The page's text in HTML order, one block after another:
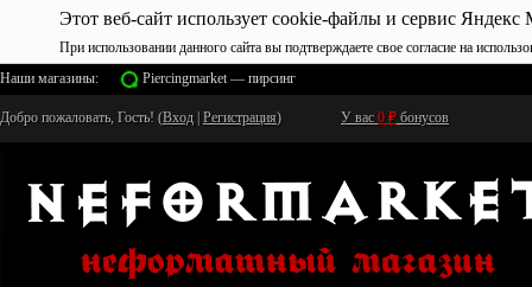
Этот веб-сайт использует cookie-файлы и сервис Яндекс
При использовании данного сайта вы подтверждаете свое согласие на
Наши магазины:
Piercingmarket — пирсинг
Добро пожаловать, Гость! (Вход Регистрация) У вас 0 ₽ бонусов